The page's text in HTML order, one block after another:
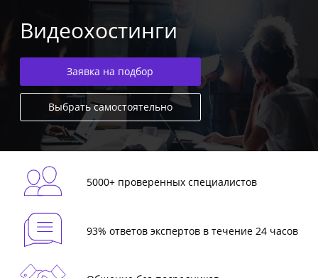
Видеохостинги
Заявка на подбор
Выбрать самостоятельно
5000+ проверенных специалистов
93% ответов экспертов в течение 24 часов